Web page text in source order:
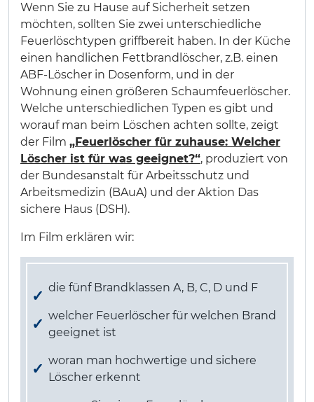
Wenn Sie zu Hause auf Sicherheit setzen
möchten, sollten Sie zwei unterschiedliche
Feuerlöschtypen griffbereit haben. In der Küche
einen handlichen Fettbrandlöscher, z.B. einen
ABF-Löscher in Dosenform, und in der
Wohnung einen größeren Schaumfeuerlöscher.
Welche unterschiedlichen Typen es gibt und
worauf man beim Löschen achten sollte, zeigt
der Film „Feuerlöscher für zuhause: Welcher
Löscher ist für was geeignet?“, produziert von
der Bundesanstalt für Arbeitsschutz und
Arbeitsmedizin (BAuA) und der Aktion Das
sichere Haus (DSH).
Im Film erklären wir:
die fünf Brandklassen A, B, C, D und F
welcher Feuerlöscher für welchen Brand
geeignet ist
woran man hochwertige und sichere
Löscher erkennt